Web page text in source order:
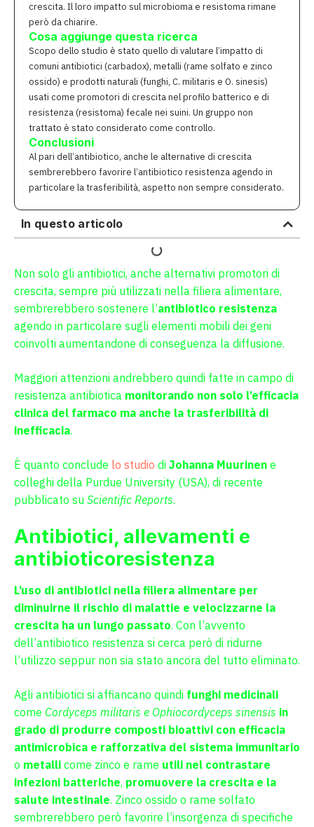
crescita. Il loro impatto sul microbioma e resistoma rimane
però da chiarire.
Cosa aggiunge questa ricerca
Scopo dello studio è stato quello di valutare l’impatto di
comuni antibiotici (carbadox), metalli (rame solfato e zinco
ossido) e prodotti naturali (funghi, C. militaris e O. sinesis)
usati come promotori di crescita nel profilo batterico e di
resistenza (resistoma) fecale nei suini. Un gruppo non
trattato è stato considerato come controllo.
Conclusioni
Al pari dell’antibiotico, anche le alternative di crescita
sembrerebbero favorire l’antibiotico resistenza agendo in
particolare la trasferibilità, aspetto non sempre considerato.
In questo articolo
Non solo gli antibiotici, anche alternativi promotori di
crescita, sempre più utilizzati nella filiera alimentare,
sembrerebbero sostenere l’antibiotico resistenza
agendo in particolare sugli elementi mobili dei geni
coinvolti aumentandone di conseguenza la diffusione.
Maggiori attenzioni andrebbero quindi fatte in campo di
resistenza antibiotica monitorando non solo l’efficacia
clinica del farmaco ma anche la trasferibilità di
inefficacia.
È quanto conclude lo studio di Johanna Muurinen e
colleghi della Purdue University (USA), di recente
pubblicato su Scientific Reports.
Antibiotici, allevamenti e
antibioticoresistenza
L’uso di antibiotici nella filiera alimentare per
diminuirne il rischio di malattie e velocizzarne la
crescita ha un lungo passato. Con l’avvento
dell’antibiotico resistenza si cerca però di ridurne
l’utilizzo seppur non sia stato ancora del tutto eliminato.
Agli antibiotici si affiancano quindi funghi medicinali
come Cordyceps militaris e Ophiocordyceps sinensis in
grado di produrre composti bioattivi con efficacia
antimicrobica e rafforzativa del sistema immunitario
o metalli come zinco e rame utili nel contrastare
infezioni batteriche, promuovere la crescita e la
salute intestinale. Zinco ossido o rame solfato
sembrerebbero però favorire l’insorgenza di specifiche